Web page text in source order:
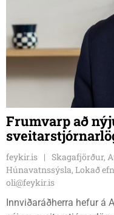
Frumvarp að
feykir.is
Skagafjörður,
Húnavatnssýsla, Lokað
oli@feykir.is
Innviðaráðherra hefur á